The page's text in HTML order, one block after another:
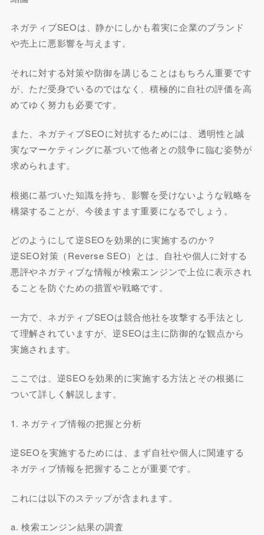
ネガティブSEOは、静かにしかも着実に企業のブランド
や売上に悪影響を与えます。
それに対する対策や防御を講じることはもちろん重要です
が、ただ受身でいるのではなく、積極的に自社の評価を高
めてゆく努力も必要です。
また、ネガティブSEOに対抗するためには、透明性と誠
実なマーケティングに基づいて他者との競争に臨む姿勢が
求められます。
根拠に基づいた知識を持ち、影響を受けないような戦略を
構築することが、今後ますます重要になるでしょう。
どのようにして逆SEOを効果的に実施するのか？
逆SEO対策（Reverse SEO）とは、自社や個人に対する
悪評やネガティブな情報が検索エンジンで上位に表示され
ることを防ぐための措置や戦略です。
一方で、ネガティブSEOは競合他社を攻撃する手法とし
て理解されていますが、逆SEOは主に防御的な観点から
実施されます。
ここでは、逆SEOを効果的に実施する方法とその根拠に
ついて詳しく解説します。
1. ネガティブ情報の把握と分析
逆SEOを実施するためには、まず自社や個人に関連する
ネガティブ情報を把握することが重要です。
これには以下のステップが含まれます。
a. 検索エンジン結果の調査